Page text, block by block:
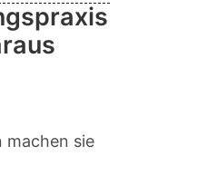
machen sie